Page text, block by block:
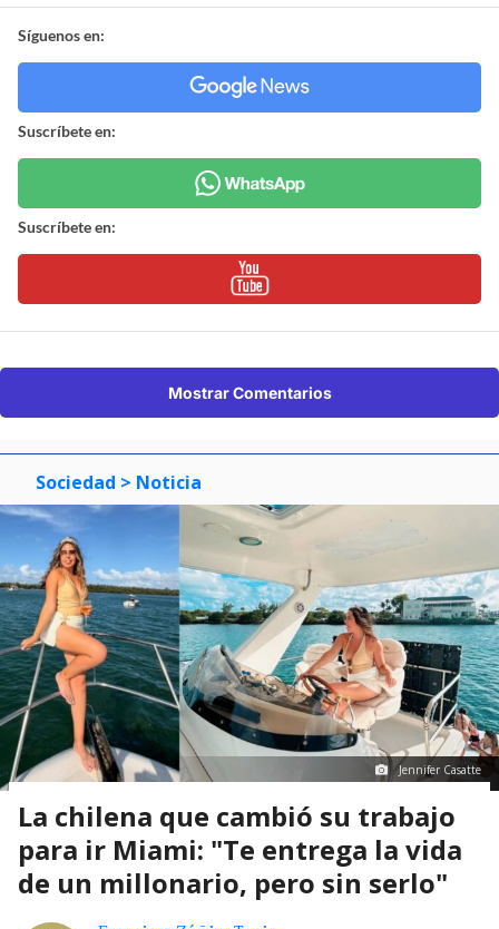
Síguenos en:
Suscríbete en:
Suscríbete en:
Mostrar Comentarios
Sociedad > Noticia
Jennifer Casatte
La chilena que cambió su trabajo
para ir Miami: "Te entrega la vida
de un millonario, pero sin serlo"